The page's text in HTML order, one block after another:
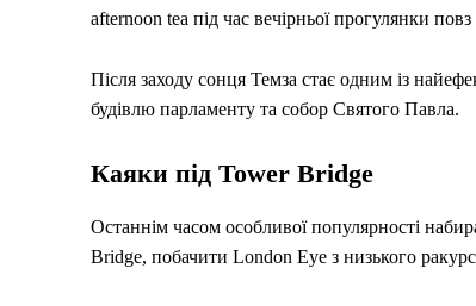
afternoon tea під час вечірньої прогулянки повз
Після заходу сонця Темза стає одним із
будівлю парламенту та собор Святого Павла.
Каяки під Tower Bridge
Останнім часом особливої популярності
Bridge, побачити London Eye з низького